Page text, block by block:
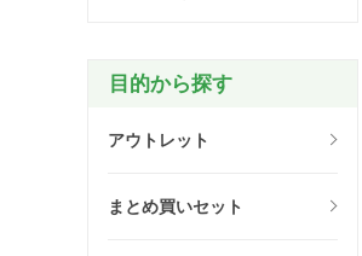
目的から探す
アウトレット
まとめ買いセット